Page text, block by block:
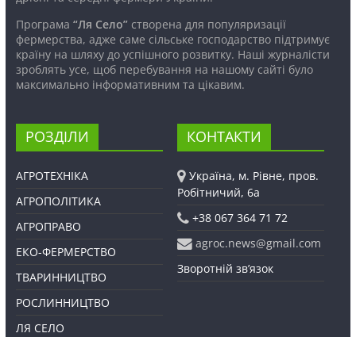
Програма “Ля Село”створена для популяризації
фермерства, адже саме сільське господарство підтримує
країну на шляху до успішного розвитку. Наші журналісти
зроблять усе, щоб перебування на нашому сайті було
максимально інформативним та цікавим.
РОЗДІЛИ
АГРОТЕХНІКА
АГРОПОЛІТИКА
АГРОПРАВО
ЕКО-ФЕРМЕРСТВО
ТВАРИННИЦТВО
РОСЛИННИЦТВО
ЛЯ СЕЛО
КОНТАКТИ
Україна, м. Рівне, пров.
Робітничий, 6а
+38 067 364 71 72
agroc.news@gmail.com
Зворотній зв’язок